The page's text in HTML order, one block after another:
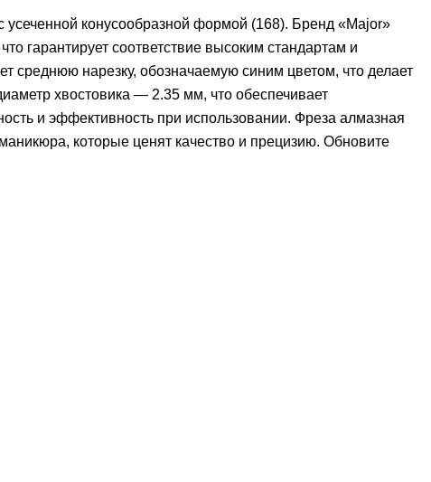
усеченной конусообразной формой (168). Бренд «Major»
гарантирует соответствие высоким стандартам и
среднюю нарезку, обозначаемую синим цветом, что делает
хвостовика — 2.35 мм, что обеспечивает
и эффективность при использовании. Фреза алмазная
которые ценят качество и прецизию. Обновите